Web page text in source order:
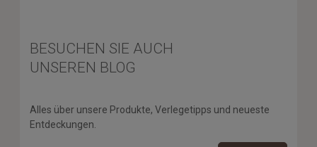
BESUCHEN SIE AUCH
UNSEREN BLOG
Alles über unsere Produkte, Verlegetipps und neueste
Entdeckungen.